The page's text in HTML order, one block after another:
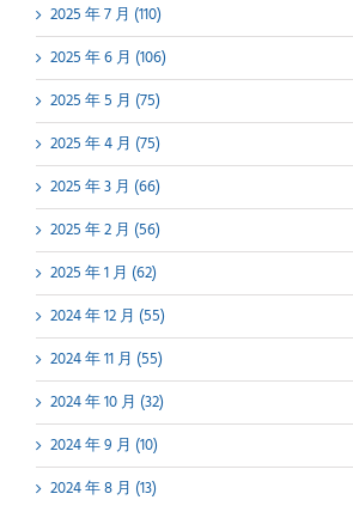
2025 年 7 月 (110)
2025 年 6 月 (106)
2025 年 5 月 (75)
2025 年 4 月 (75)
2025 年 3 月 (66)
2025 年 2 月 (56)
2025 年 1 月 (62)
2024 年 12 月 (55)
2024 年 11 月 (55)
2024 年 10 月 (32)
2024 年 9 月 (10)
2024 年 8 月 (13)